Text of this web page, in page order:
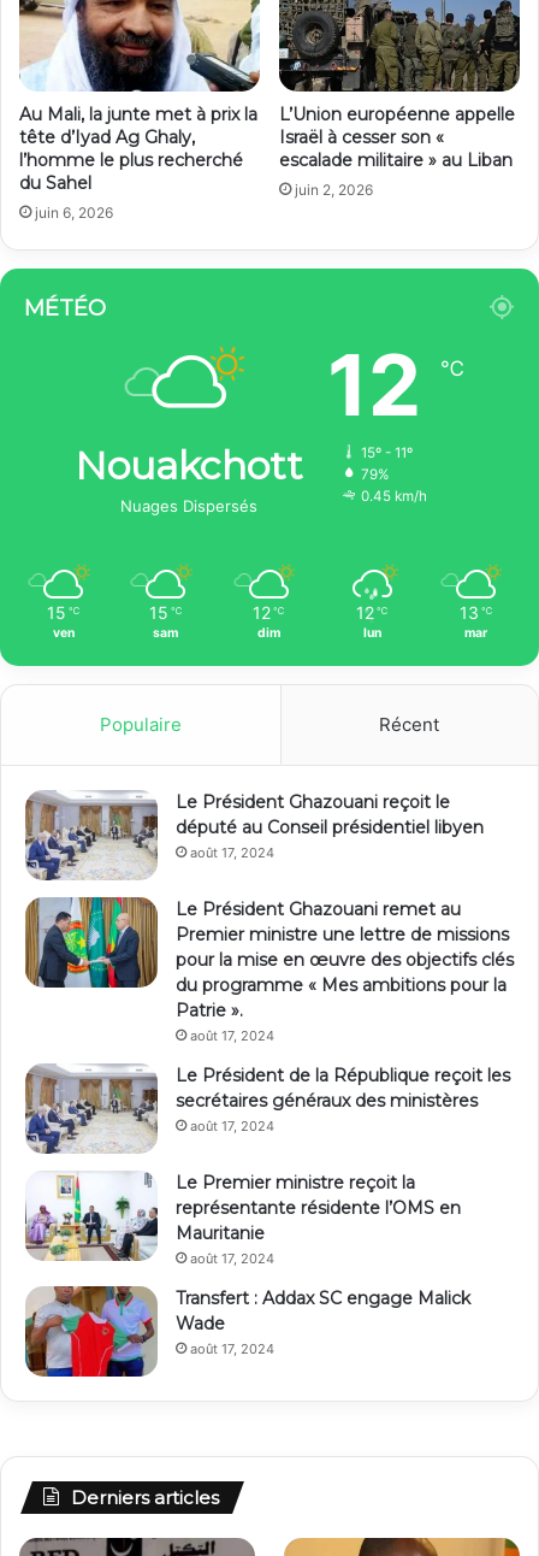
Au Mali, la junte met à prix la
tête d’Iyad Ag Ghaly,
l’homme le plus recherché
du Sahel
juin 6, 2026
L’Union européenne appelle
Israël à cesser son «
escalade militaire » au Liban
juin 2, 2026
MÉTÉO
Nouakchott
Nuages Dispersés
12 ℃
15º - 11º
79%
0.45 km/h
15 ℃
ven
15 ℃
sam
12 ℃
dim
12 ℃
lun
13 ℃
mar
Populaire Récent
Le Président Ghazouani reçoit le
député au Conseil présidentiel libyen
août 17, 2024
Le Président Ghazouani remet au
Premier ministre une lettre de missions
pour la mise en œuvre des objectifs clés
du programme « Mes ambitions pour la
Patrie ».
août 17, 2024
Le Président de la République reçoit les
secrétaires généraux des ministères
août 17, 2024
Le Premier ministre reçoit la
représentante résidente l’OMS en
Mauritanie
août 17, 2024
Transfert : Addax SC engage Malick
Wade
août 17, 2024
Derniers articles